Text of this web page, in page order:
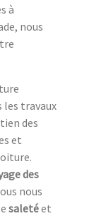
à
nous
les travaux
des
et
des
nous
saletéet